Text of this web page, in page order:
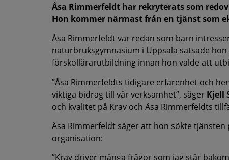
Åsa Rimmerfeldt har rekryterats som
Hon kommer närmast från en tjänst som
Åsa Rimmerfeldt var redan som barn
naturbruksgymnasium i Uppsala satsade
förskollärarutbildning innan hon valde att
”Åsa Rimmerfeldts tidigare erfarenhet och
viktiga bidrag till vår verksamhet”, säger Kjell
och kvalitet på Krav och Åsa Rimmerfeldts
Åsa Rimmerfeldt säger att hon sökte
organisation:
”Krav driver många frågor som jag står